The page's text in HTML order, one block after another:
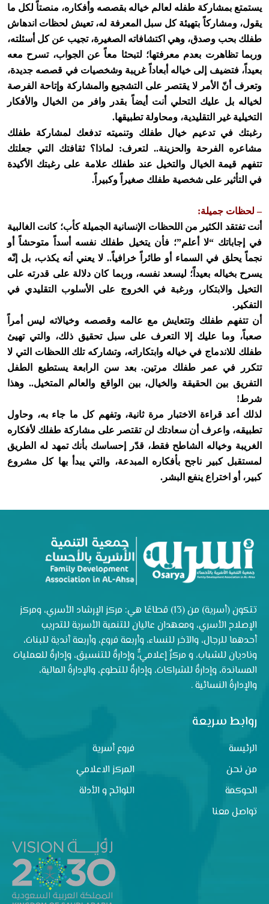
يستمتع بمشاركة طفله لعالم خياله بقصصه وأفكاره، منصتاً لكل ما
يقول، ومشاركاً بتهيئة كل سبل المعرفة له، تعيش لحظات اندهاش
طفلك بحب وصدق، وهي اكتشافاته الصغيرة، تجيب عن كل أسئلته،
وربما تظاهرت بعدم معرفتها؛ لتبحثا معاً عن الجواب، تسرح معه
بعيداً، فتضيف إلى خياله أبعاداً غريبة وشخصيات في قصصه جديدة،
وتعرف أنّ الأمر لا يقتصر على التشجيع والمشاركة وإتاحة الفرصة
لخياله بل عليك التحلي أنت أيضاً بقدر وافر من الخيال والأفكار
التخيلية غير التقليدية، ومحاولة تطبيقها.
رغبتك في تدعيم خيال طفلك وتنميته تدفعك لمشاركة طفلك
مشاعره الفرحة والحزينة.. لتعرف: لماذا؟ ثقافتك التي جعلتك
تتفهم قيمة الخيال والتخيل عند طفلك علامة على رغبتك الأكيدة
في التأثير على شخصية طفلك صغيراً وكبيراً.
– لحظات جميلة:
أنت تفتقد الكثير من اللحظات الإنسانية الجميلة كأب؛ كانت الغالبية
في إجاباتك “لا أعلم”؛ فأن يتخيل طفلك نفسه أسداً متوحشاً أو
نجماً يحلق في السماء أو طائراً خرافياً.. لا يعني أنه يكذب، بل إنّه
يسرح بخياله بعيداً؛ ليسعد نفسه، وربما كان دلالة على قدرته على
التخيل والابتكار، ورغبة في الخروج على الأسلوب التقليدي في
التفكير.
أن تتفهم طفلك وتتعايش مع عالمه وقصصه وخيالاته ليس أمراً
صعباً، وما عليك إلا التعرف على سبل تحقيق ذلك، والتي تهيئ
طفلك للاندماج في خياله وابتكاراته، وتشاركه تلك اللحظات التي لا
تتكرر في عمر طفلك مرتين. بعد سن الرابعة يستطيع الطفل
التفريق بين الحقيقة والخيال، بين الواقع والعالم المتخيل.. وهذا
شرط!
لذلك أعد قراءة الاختبار مرة ثانية، وتفهم كل ما جاء به، وحاول
تطبيقه، واعرف أن سعادتك لن تقتصر على مشاركة طفلك لأفكاره
الغريبة وخياله الشاطح فقط، قدّر إحساسك بأنك تمهد له الطريق
لمستقبل كبير ناجح بأفكاره المبدعة، والتي يبدأ بها كل مشروع
كبير، أو اختراع ينفع البشر.
تتكون (أسرية) من (13) قطاعًا هي: مركز الإرشاد الأسري، ومركز
الإصلاح الأسري، ومعهدان عاليان للتنمية الأسرية للتدريب
أحدهما للرجال، والآخر للنساء، وأربعة فروع، وأربعة أندية للبنات،
وناديان للشباب، و مركزٌ إعلاميٌّ، وإدارةٌ للتنسيق، وإدارةٌ للعمليات
المساندة، وإدارةٌ للشراكات، وإدارةٌ للتطوع، والإدارةُ المالية،
والإدارةُ النسائية .
روابط سريعة
الرئيسة
فروع أسرية
من نحن
المركز الاعلامي
الحوكمة
اللوائح و الأدلة
تواصل معنا